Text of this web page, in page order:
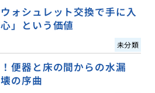
ォシュレット交換で手に入
」という価値
未分類
便器と床の間からの水漏
の序曲